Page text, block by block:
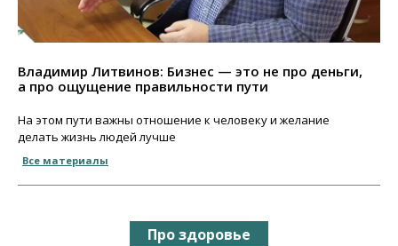
Владимир Литвинов: Бизнес — это не про деньги,
а про ощущение правильности пути
На этом пути важны отношение к человеку и желание
делать жизнь людей лучше
Все материалы
Про здоровье